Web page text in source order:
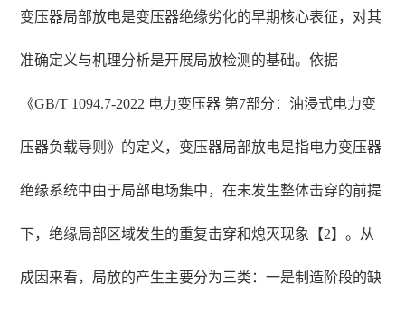
变压器局部放电是变压器绝缘劣化的早期核心表征，对其
准确定义与机理分析是开展局放检测的基础。依据
《GB/T 1094.7-2022 电力变压器 第7部分：油浸式电力变
压器负载导则》的定义，变压器局部放电是指电力变压器
绝缘系统中由于局部电场集中，在未发生整体击穿的前提
下，绝缘局部区域发生的重复击穿和熄灭现象【2】。从
成因来看，局放的产生主要分为三类：一是制造阶段的缺